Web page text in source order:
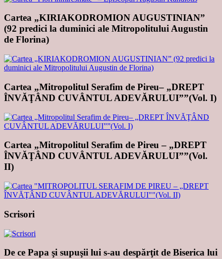
Cartea „KIRIAKODROMION AUGUSTINIAN”
(92 predici la duminici ale Mitropolitului Augustin
de Florina)
Cartea „Mitropolitul Serafim de Pireu– „DREPT
ÎNVĂŢÂND CUVÂNTUL ADEVĂRULUI””(Vol. I)
Cartea „Mitropolitul Serafim de Pireu – „DREPT
ÎNVĂŢÂND CUVÂNTUL ADEVĂRULUI””(Vol.
II)
Scrisori
De ce Papa şi supuşii lui s-au despărţit de Biserica lui